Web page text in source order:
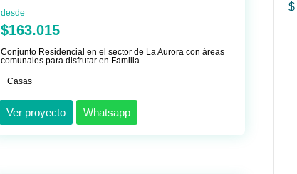
desde
$163.015
Conjunto Residencial en el sector de La Aurora con áreas
comunales para disfrutar en Familia
Casas
Ver proyecto Whatsapp
$